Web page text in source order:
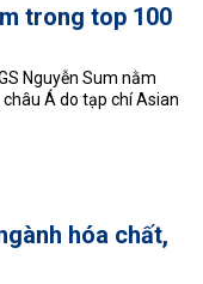
trong top 100
Nguyễn Sum nằm
Á do tạp chí Asian
hóa chất,